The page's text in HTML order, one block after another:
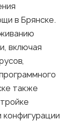
в Брянске.
включая
также